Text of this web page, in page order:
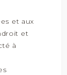
et aux
et
à